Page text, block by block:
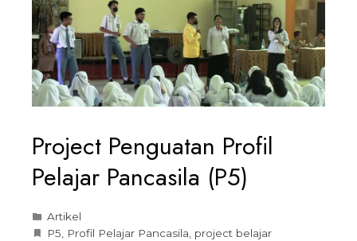
Project Penguatan Profil
Pelajar Pancasila (P5)
Artikel
P5, Profil Pelajar Pancasila, project belajar